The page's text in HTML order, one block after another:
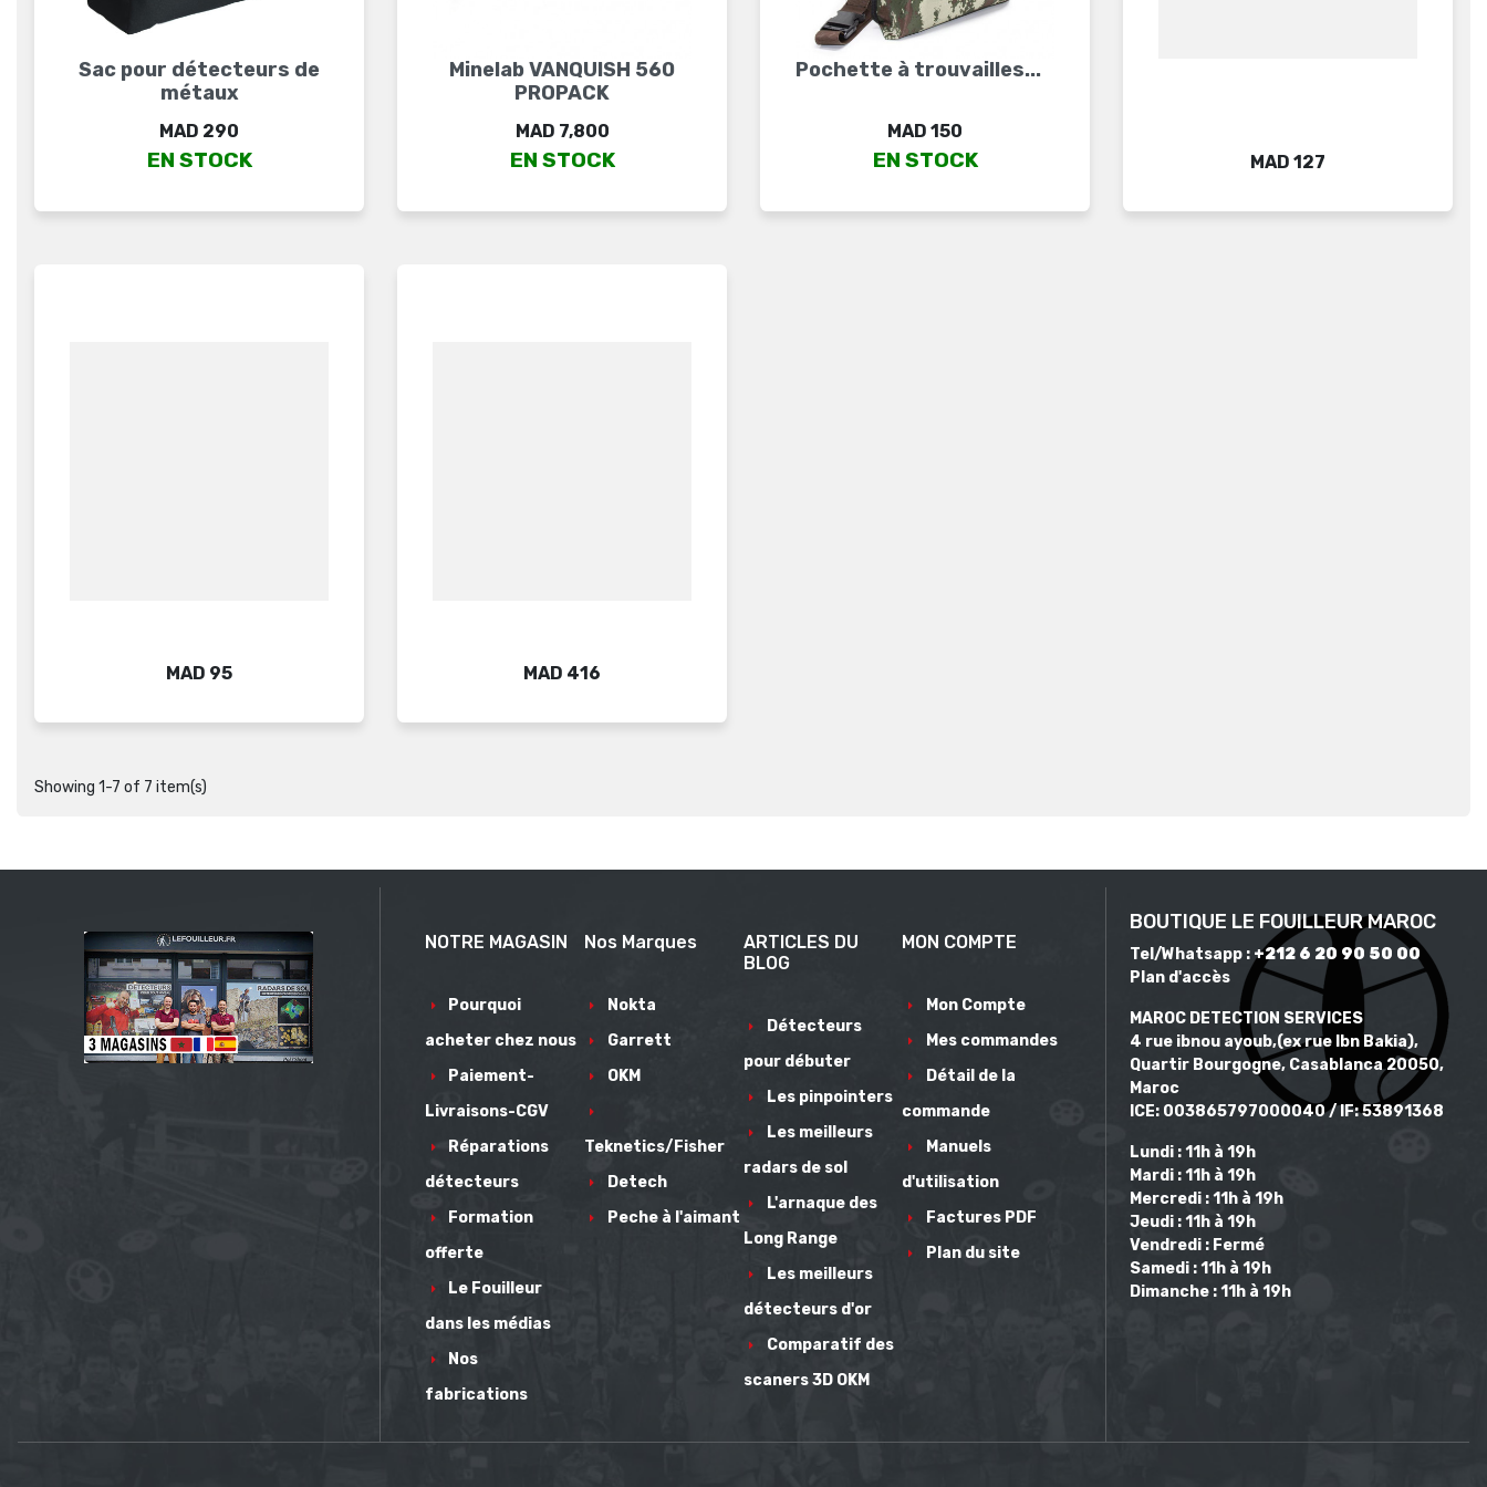
Sac pour détecteurs de
métaux
Price
MAD 290
EN STOCK
Minelab VANQUISH 560
PROPACK
Price
MAD 7,800
EN STOCK
Pochette à trouvailles...
Price
MAD 150
EN STOCK Price
MAD 127
Price
MAD 95 Price
MAD 416
Showing 1-7 of 7 item(s)
BOUTIQUE LE FOUILLEUR MAROC
Tel/Whatsapp : +212 6 20 90 50 00
Plan d'accès
MAROC DETECTION SERVICES
4 rue ibnou ayoub,(ex rue Ibn Bakia),
Quartir Bourgogne, Casablanca 20050,
Maroc
ICE: 003865797000040 / IF: 53891368
Lundi : 11h à 19h
Mardi : 11h à 19h
Mercredi : 11h à 19h
Jeudi : 11h à 19h
Vendredi : Fermé
Samedi : 11h à 19h
Dimanche : 11h à 19h
NOTRE MAGASIN
Pourquoi
acheter chez nous
Paiement-
Livraisons-CGV
Réparations
détecteurs
Formation
offerte
Le Fouilleur
dans les médias
Nos
fabrications
Nos Marques
Nokta
Garrett
OKM
Teknetics/Fisher
Detech
Peche à l'aimant
ARTICLES DU
BLOG
Détecteurs
pour débuter
Les pinpointers
Les meilleurs
radars de sol
L'arnaque des
Long Range
Les meilleurs
détecteurs d'or
Comparatif des
scaners 3D OKM
MON COMPTE
Mon Compte
Mes commandes
Détail de la
commande
Manuels
d'utilisation
Factures PDF
Plan du site